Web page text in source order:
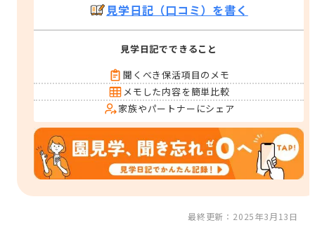
見学日記（口コミ）を書く
見学日記でできること
聞くべき保活項目のメモ
メモした内容を簡単比較
家族やパートナーにシェア
最終更新：2025年3月13日